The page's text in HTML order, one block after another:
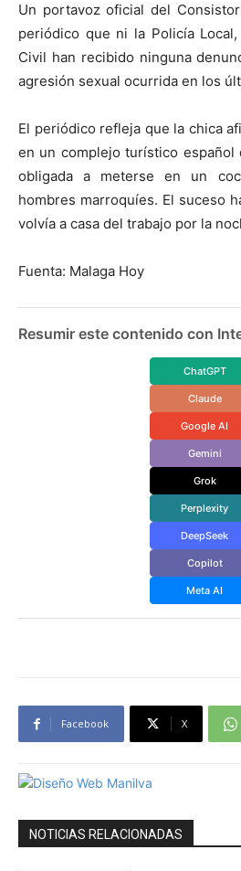
Un portavoz oficial del
periódico que ni la Policía
Civil han recibido ninguna
agresión sexual ocurrida en los
El periódico refleja que la chica
en un complejo turístico español
obligada a meterse en un
hombres marroquíes. El suceso
volvía a casa del trabajo por la
Fuenta: Malaga Hoy
Resumir este contenido con
ChatGPT
Claude
Google AI
Gemini
Grok
Perplexity
DeepSeek
Copilot
Meta AI
Facebook X
NOTICIAS RELACIONADAS